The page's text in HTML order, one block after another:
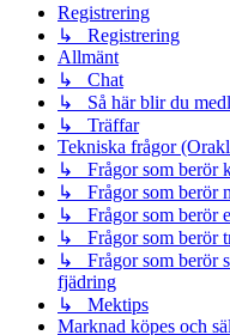
Registrering
↳ Registrering
Allmänt
↳ Chat
↳ Så här blir du
↳ Träffar
Tekniska frågor
↳ Frågor som berör
↳ Frågor som berör
↳ Frågor som berör
↳ Frågor som berör
↳ Frågor som berör
fjädring
↳ Mektips
Marknad köpes och